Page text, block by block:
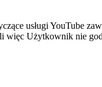
usługi YouTube
Użytkownik nie